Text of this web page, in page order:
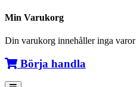
Min Varukorg
Din varukorg innehåller inga varor
Börja handla